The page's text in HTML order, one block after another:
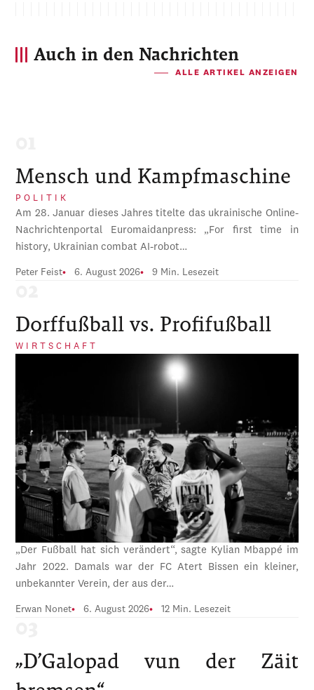
Auch in den Nachrichten
ALLE ARTIKEL ANZEIGEN
Mensch und Kampfmaschine
POLITIK
Am 28. Januar dieses Jahres titelte das ukrainische Online-
Nachrichtenportal Euromaidanpress: „For first time in
history, Ukrainian combat AI-robot…
Peter Feist 6. August 2026 9 Min. Lesezeit
Dorffußball vs. Profifußball
WIRTSCHAFT
„Der Fußball hat sich verändert“, sagte Kylian Mbappé im
Jahr 2022. Damals war der FC Atert Bissen ein kleiner,
unbekannter Verein, der aus der…
Erwan Nonet 6. August 2026 12 Min. Lesezeit
„D’Galopad vun der Zäit